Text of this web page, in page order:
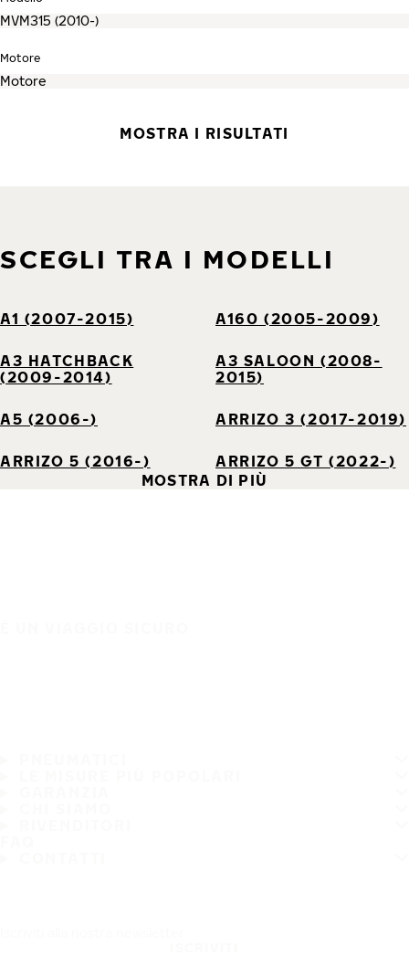
Motore
MOSTRA I RISULTATI
SCEGLI TRA I MODELLI
A1 (2007-2015) A160 (2005-2009)
A3 HATCHBACK
(2009-2014)
A3 SALOON (2008-
2015)
A5 (2006-) ARRIZO 3 (2017-2019)
ARRIZO 5 (2016-)
ARRIZO 5 GT (2022-)
MOSTRA DI PIÙ